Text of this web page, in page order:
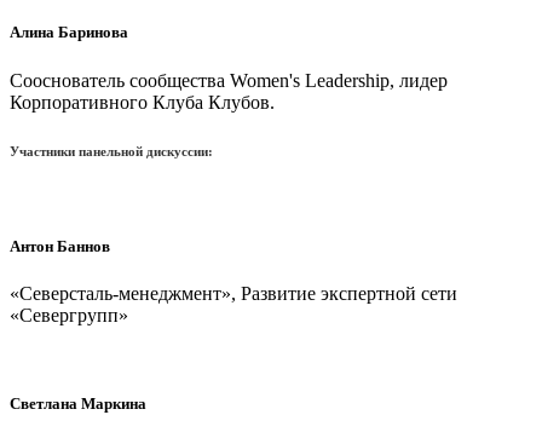
Алина Баринова
Сооснователь сообщества Women's Leadership, лидер
Корпоративного Клуба Клубов.
Участники панельной дискуссии:
Антон Баннов
«Северсталь-менеджмент», Развитие экспертной сети
«Севергрупп»
Светлана Маркина